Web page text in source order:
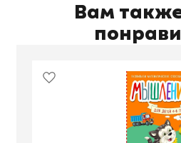
Вам